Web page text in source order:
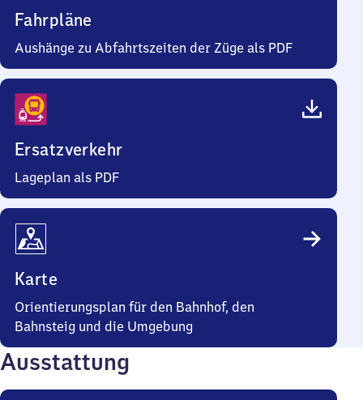
Fahrpläne
Aushänge zu Abfahrtszeiten der Züge als PDF
Ersatzverkehr
Lageplan als PDF
Karte
Orientierungsplan für den Bahnhof, den
Bahnsteig und die Umgebung
Ausstattung